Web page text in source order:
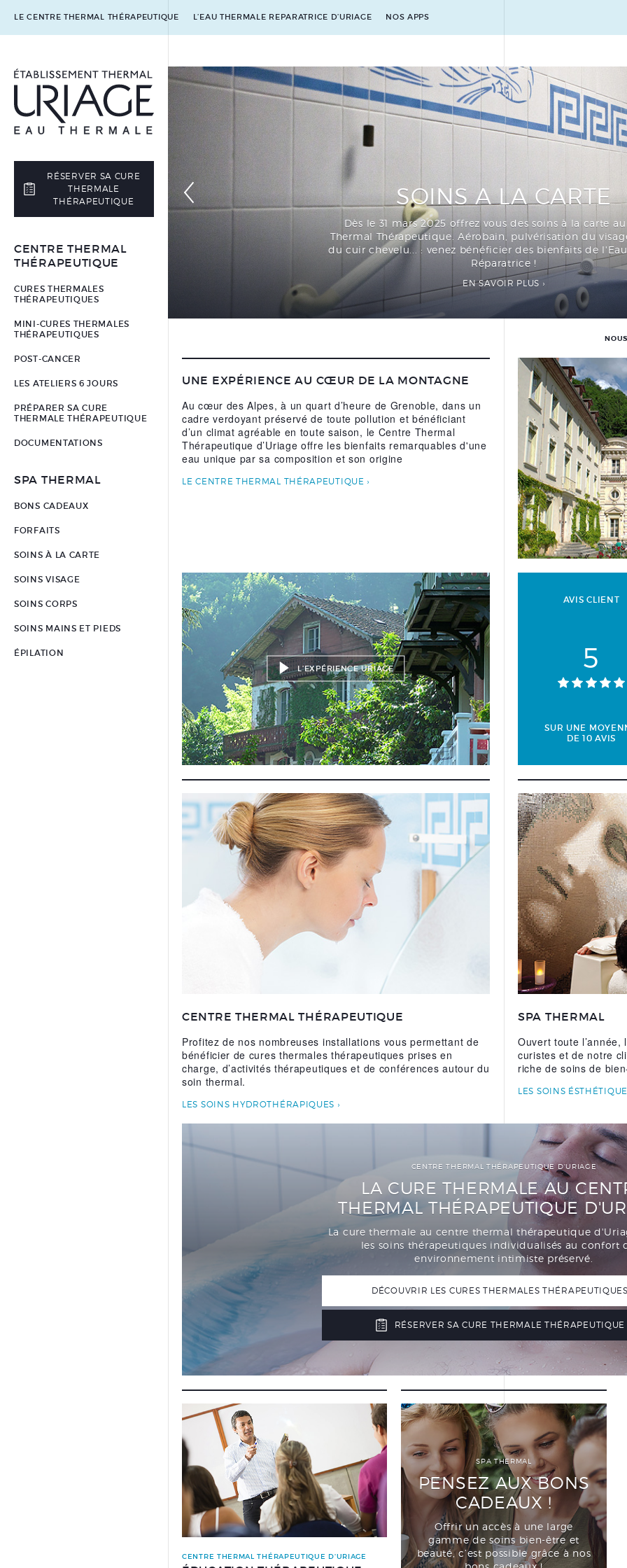
LE CENTRE THERMAL THÉRAPEUTIQUE L’EAU THERMALE REPARATRICE D’URIAGE NOS APPS
RÉSERVER SA CURE
THERMALE
THÉRAPEUTIQUE
CENTRE THERMAL
THÉRAPEUTIQUE
CURES THERMALES
THÉRAPEUTIQUES
MINI-CURES THERMALES
THÉRAPEUTIQUES
POST-CANCER
LES ATELIERS 6 JOURS
PRÉPARER SA CURE
THERMALE THÉRAPEUTIQUE
DOCUMENTATIONS
SPA THERMAL
BONS CADEAUX
FORFAITS
SOINS À LA CARTE
SOINS VISAGE
SOINS CORPS
SOINS MAINS ET PIEDS
ÉPILATION
SOINS A LA CARTE
Dès le 31 mars 2025 offrez vous des soins à la carte
Thermal Thérapeutique. Aérobain, pulvérisation du
du cuir chevelu... : venez bénéficier des bienfaits de
Réparatrice !
EN SAVOIR PLUS
›
UNE EXPÉRIENCE AU CŒUR DE LA MONTAGNE
Au cœur des Alpes, à un quart d’heure de Grenoble, dans un
cadre verdoyant préservé de toute pollution et bénéficiant
d’un climat agréable en toute saison, le Centre Thermal
Thérapeutique d’Uriage offre les bienfaits remarquables d'une
eau unique par sa composition et son origine
LE CENTRE THERMAL THÉRAPEUTIQUE
L’EXPÉRIENCE URIAGE
AVIS CLIENT
5
SUR UNE
DE 10 AVIS
CENTRE THERMAL THÉRAPEUTIQUE
Profitez de nos nombreuses installations vous permettant de
bénéficier de cures thermales thérapeutiques prises en
charge, d’activités thérapeutiques et de conférences autour du
soin thermal.
LES SOINS HYDROTHÉRAPIQUES
SPA THERMAL
Ouvert toute
curistes et de notre
riche de soins de
LES SOINS
CENTRE THERMAL THÉRAPEUTIQUE D'URIAGE
LA CURE THERMALE AU
THERMAL THÉRAPEUTIQUE
La cure thermale au centre thermal thérapeutique
les soins thérapeutiques individualisés au confort
environnement intimiste préservé.
DÉCOUVRIR LES CURES THERMALES
RÉSERVER SA CURE THERMALE THÉRAPEUTIQUE
CENTRE THERMAL THÉRAPEUTIQUE D'URIAGE
SPA THERMAL
PENSEZ AUX BONS
CADEAUX !
Offrir un accès à une large
gamme de soins bien-être et
beauté, c’est possible grâce à nos